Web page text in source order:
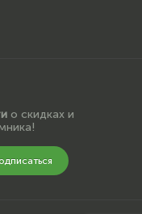
о скидках и